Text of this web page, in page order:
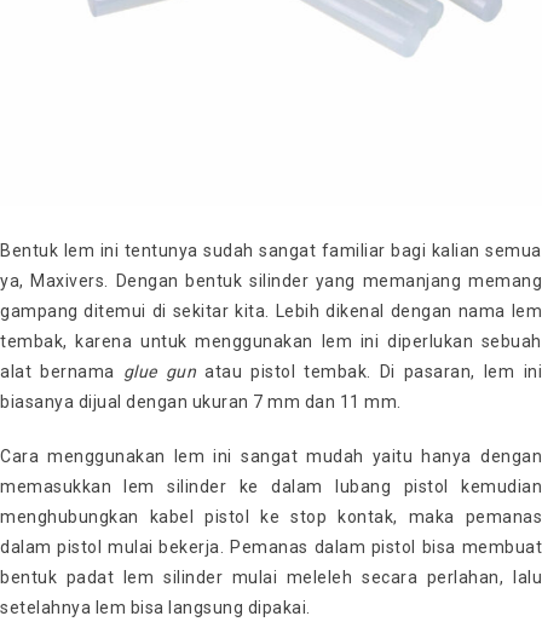
Bentuk lem ini tentunya sudah sangat familiar bagi kalian semua
ya, Maxivers. Dengan bentuk silinder yang memanjang memang
gampang ditemui di sekitar kita. Lebih dikenal dengan nama lem
tembak, karena untuk menggunakan lem ini diperlukan sebuah
alat bernama glue gun atau pistol tembak. Di pasaran, lem ini
biasanya dijual dengan ukuran 7 mm dan 11 mm.
Cara menggunakan lem ini sangat mudah yaitu hanya dengan
memasukkan lem silinder ke dalam lubang pistol kemudian
menghubungkan kabel pistol ke stop kontak, maka pemanas
dalam pistol mulai bekerja. Pemanas dalam pistol bisa membuat
bentuk padat lem silinder mulai meleleh secara perlahan, lalu
setelahnya lem bisa langsung dipakai.